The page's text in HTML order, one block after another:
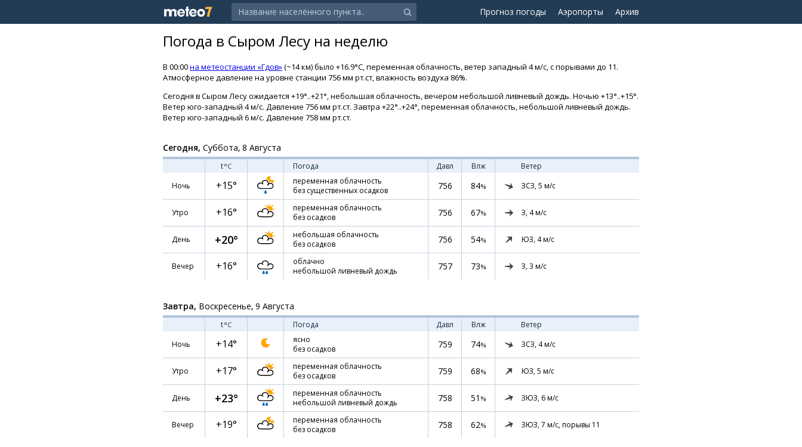
Прогноз погоды Аэропорты Архив
Погода в Сыром Лесу на неделю
В 00:00на метеостанции «Гдов»(~14 км) было +16.9°C, переменная облачность, ветер западный 4 м/с, с порывами до 11.
Атмосферное давление на уровне станции 756 мм рт.ст, влажность воздуха 86%.
Сегодня в Сыром Лесу ожидается +19°..+21°, небольшая облачность, вечером небольшой ливневый дождь. Ночью +13°..+15°.
Ветер юго-западный 4 м/с. Давление 756 мм рт.ст. Завтра +22°..+24°, переменная облачность, небольшой ливневый дождь.
Ветер юго-западный 6 м/с. Давление 758 мм рт.ст.
Сегодня, Суббота, 8 Августа
t°C Погода Давл Влж
Ветер
Ночь
+15°
переменная облачность
без существенных осадков
756 84% ЗСЗ, 5 м/с
Утро +16°
переменная облачность
без осадков
756 67% З, 4м/с
День +20°
небольшая облачность
без осадков
756 54% ЮЗ, 4м/с
Вечер +16°
облачно
небольшой ливневый дождь
757 73% З, 3 м/с
Завтра, Воскресенье, 9 Августа
t°C Погода Давл Влж
Ветер
Ночь
+14°
ясно
без осадков
759 74% ЗСЗ, 4м/с
Утро +17°
переменная облачность
без осадков
759 68% ЮЗ, 5 м/с
День +23°
переменная облачность
небольшой ливневый дождь
758 51 % ЗЮЗ, 6м/с
Вечер +19°
переменная облачность
без осадков
758 62% ЗЮЗ, 7 м/с, порывы 11